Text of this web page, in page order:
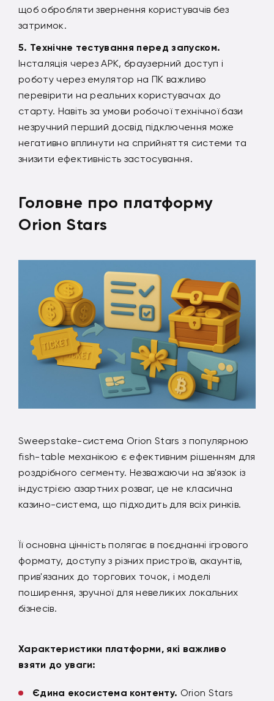
щоб обробляти звернення користувачів без
затримок.
Технічне тестування перед запуском.
Інсталяція через APK, браузерний доступ і
роботу через емулятор на ПК важливо
перевірити на реальних користувачах до
старту. Навіть за умови робочої технічної бази
незручний перший досвід підключення може
негативно вплинути на сприйняття системи та
знизити ефективність застосування.
Головне про платформу
Orion Stars
Sweepstake-система Orion Stars з популярною
fish-table механікою є ефективним рішенням для
роздрібного сегменту. Незважаючи на зв'язок із
індустрією азартних розваг, це не класична
казино-система, що підходить для всіх ринків.
Її основна цінність полягає в поєднанні ігрового
формату, доступу з різних пристроїв, акаунтів,
прив'язаних до торгових точок, і моделі
поширення, зручної для невеликих локальних
бізнесів.
Характеристики платформи, які важливо
взяти до уваги:
Єдина екосистема контенту. Orion Stars